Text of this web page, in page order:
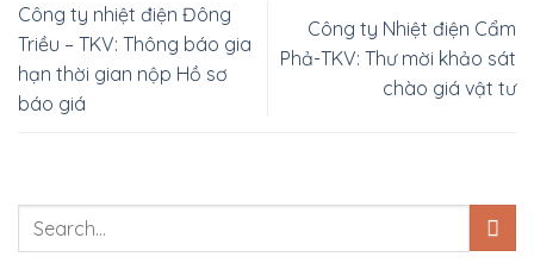
Công ty nhiệt điện Đông
Triều – TKV: Thông báo gia
hạn thời gian nộp Hồ sơ
báo giá
Công ty Nhiệt điện Cẩm
Phả-TKV: Thư mời khảo sát
chào giá vật tư